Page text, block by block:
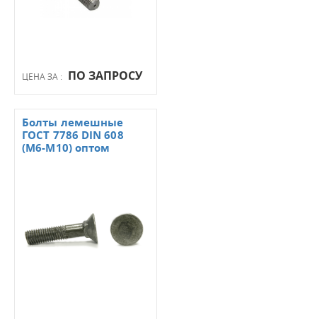
ЦЕНА ЗА : ПО ЗАПРОСУ
Болты лемешные
ГОСТ 7786 DIN 608
(М6-М10) оптом